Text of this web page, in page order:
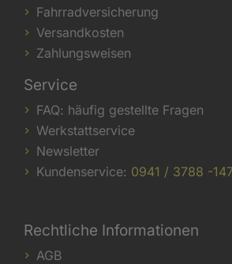
Fahrradversicherung
Versandkosten
Zahlungsweisen
Service
FAQ: häufig gestellte Fragen
Werkstattservice
Newsletter
Kundenservice: 0941 / 3788 -147
Rechtliche Informationen
AGB